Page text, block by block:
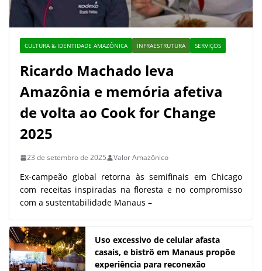
CULTURA & IDENTIDADE AMAZÔNICA INFRAESTRUTURA SERVIÇOS
Ricardo Machado leva
Amazônia e memória afetiva
de volta ao Cook for Change
2025
23 de setembro de 2025 Valor Amazônico
Ex-campeão global retorna às semifinais em Chicago
com receitas inspiradas na floresta e no compromisso
com a sustentabilidade Manaus –
Uso excessivo de celular afasta
casais, e bistrô em Manaus propõe
experiência para reconexão